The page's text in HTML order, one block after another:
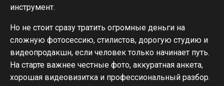
инструмент.
Но не стоит сразу тратить огромные деньги на
сложную фотосессию, стилистов, дорогую студию и
видеопродакшн, если человек только начинает путь.
На старте важнее честные фото, аккуратная анкета,
хорошая видеовизитка и профессиональный разбор.